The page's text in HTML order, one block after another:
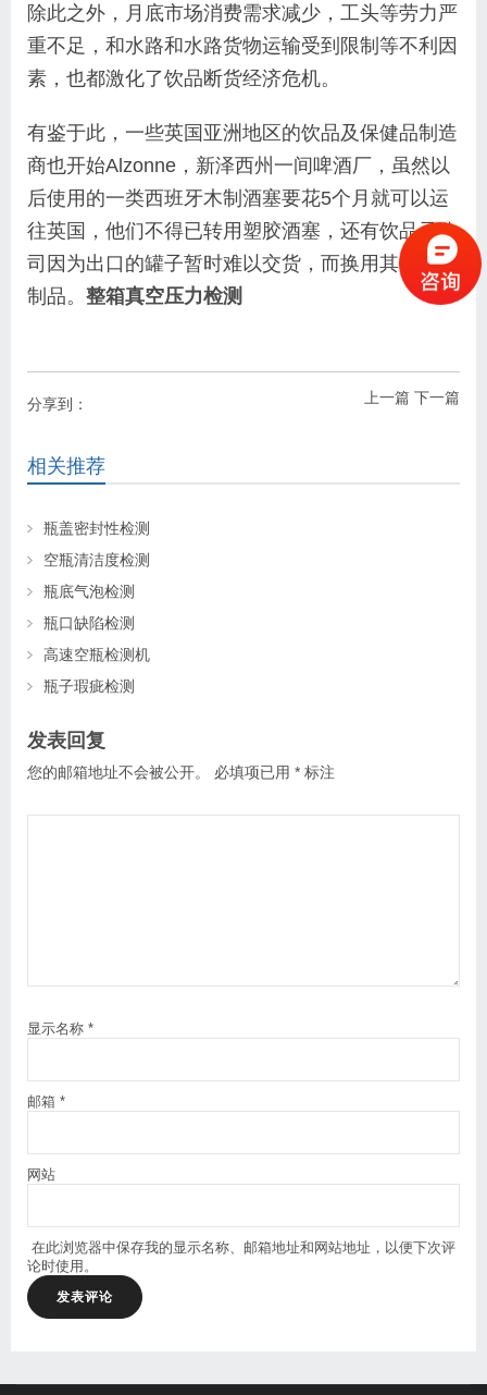
除此之外，月底市场消费需求减少，工头等劳力严
重不足，和水路和水路货物运输受到限制等不利因
素，也都激化了饮品断货经济危机。
有鉴于此，一些英国亚洲地区的饮品及保健品制造
商也开始Alzonne，新泽西州一间啤酒厂，虽然以
后使用的一类西班牙木制酒塞要花5个月就可以运
往英国，他们不得已转用塑胶酒塞，还有饮品子公
司因为出口的罐子暂时难以交货，而换用其他塑胶
制品。 整箱真空压力检测
上一篇 下一篇
分享到：
相关推荐
瓶盖密封性检测
空瓶清洁度检测
瓶底气泡检测
瓶口缺陷检测
高速空瓶检测机
瓶子瑕疵检测
发表回复
您的邮箱地址不会被公开。 必填项已用 * 标注
显示名称 *
邮箱 *
网站
在此浏览器中保存我的显示名称、邮箱地址和网站地址，以便下次评
论时使用。